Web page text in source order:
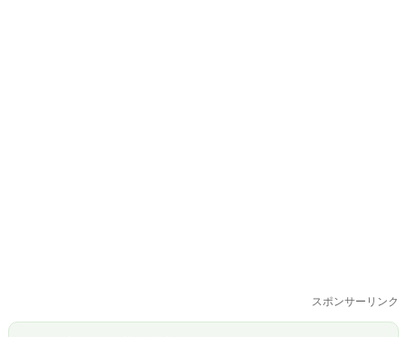
スポンサーリンク